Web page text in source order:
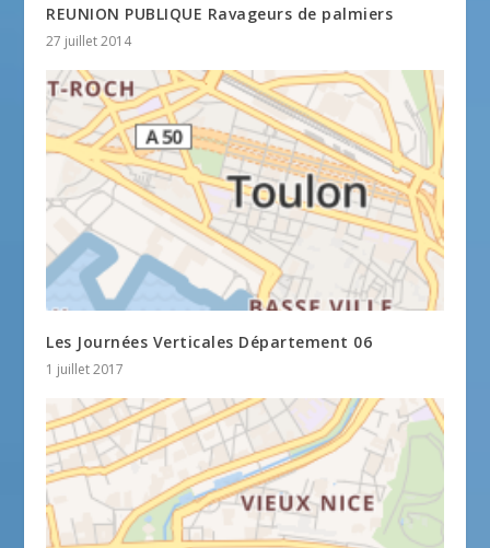
REUNION PUBLIQUE Ravageurs de palmiers
27 juillet 2014
Les Journées Verticales Département 06
1 juillet 2017